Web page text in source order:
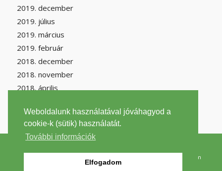
Weboldalunk használatával jóváhagyod a
cookie-k (sütik) használatát.
További információk
Elfogadom
2019. december
2019. július
2019. március
2019. február
2018. december
2018. november
2018. április
Környezetvédelem